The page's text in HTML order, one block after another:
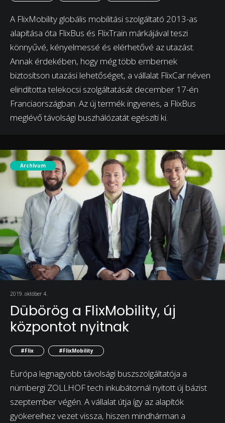
A FlixMobility globális mobilitási szolgáltató 2013-as
alapítása óta FlixBus és FlixTrain márkájával teszi
könnyűvé, kényelmessé és elérhetővé az utazást.
Annak érdekében, hogy még több embernek
biztosítson utazási lehetőséget, a vállalat FlixCar néven
elindította telekocsi szolgáltatását december 17-én
Franciaországban. Az új termék ingyenes, a FlixBus
meglévő távolsági buszhálózatát egészíti ki.
Archívum
2019. október 4.
Dübörög a FlixMobility, új
központot nyitnak
#Flix #FlixMobility
Európa legnagyobb távolsági buszszolgáltatója a
nürnbergi ZOLLHOF tech inkubátornál nyitott új bázist
szeptember végén. A vállalat útja így az alapítók
gyökereihez vezet vissza, hiszen mindhárman a